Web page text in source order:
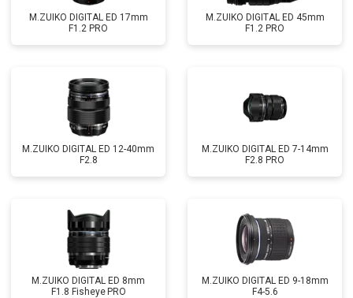
M.ZUIKO DIGITAL ED 17mm
F1.2 PRO
M.ZUIKO DIGITAL ED 45mm
F1.2 PRO
M.ZUIKO DIGITAL ED 12-40mm
F2.8
M.ZUIKO DIGITAL ED 7-14mm
F2.8 PRO
M.ZUIKO DIGITAL ED 8mm
F1.8 Fisheye PRO
M.ZUIKO DIGITAL ED 9-18mm
F4-5.6